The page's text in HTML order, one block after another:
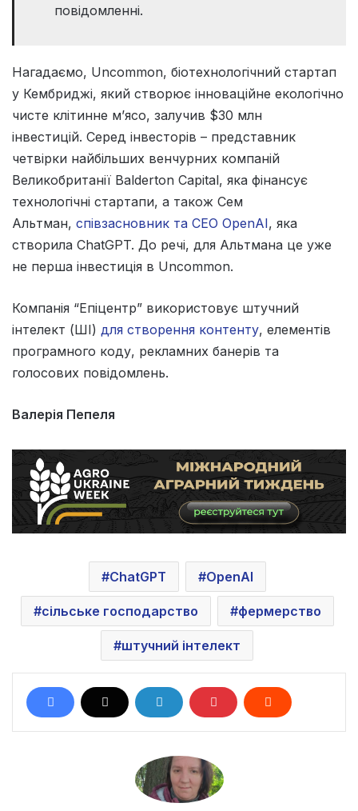
повідомленні.
Нагадаємо, Uncommon, біотехнологічний стартап
у Кембриджі, який створює інноваційне екологічно
чисте клітинне м’ясо, залучив $30 млн
інвестицій. Серед інвесторів – представник
четвірки найбільших венчурних компаній
Великобританії Balderton Capital, яка фінансує
технологічні стартапи, а також Сем
Альтман, співзасновник та CEO OpenAI, яка
створила ChatGPT. До речі, для Альтмана це уже
не перша інвестиція в Uncommon.
Компанія “Епіцентр” використовує штучний
інтелект (ШІ) для створення контенту, елементів
програмного коду, рекламних банерів та
голосових повідомлень.
Валерія Пепеля
ChatGPT OpenAI
сільське господарство фермерство
штучний інтелект